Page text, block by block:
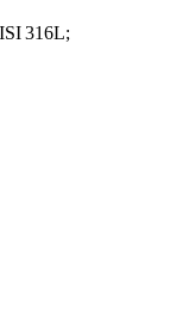
316L;